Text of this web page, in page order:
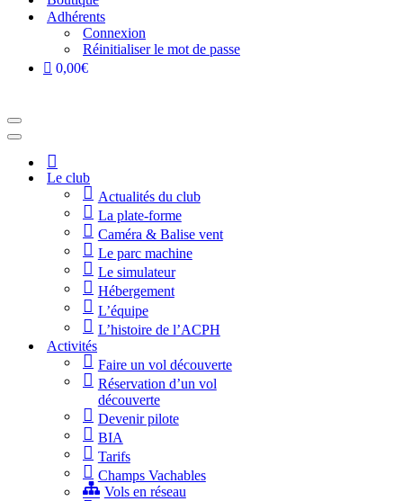
Adhérents
Connexion
Réinitialiser le mot de passe
0,00€
Menu
de
navigation
Menu
navigationAccueil
Le club
Actualités du club
La plate-forme
Caméra & Balise vent
Le parc machine
Le simulateur
Hébergement
L’équipe
L’histoire de l’ACPH
Activités
Faire un vol découverte
Réservation d’un vol
découverte
Devenir pilote
BIA
Tarifs
Champs Vachables
Vols en réseau